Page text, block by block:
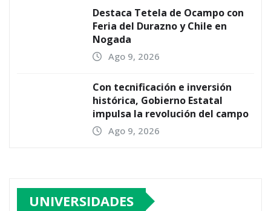
Destaca Tetela de Ocampo con
Feria del Durazno y Chile en
Nogada
Ago 9, 2026
Con tecnificación e inversión
histórica, Gobierno Estatal
impulsa la revolución del campo
Ago 9, 2026
UNIVERSIDADES